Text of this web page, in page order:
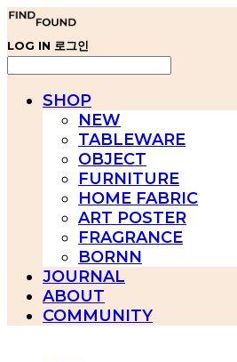
LOG IN 로그인
SHOP
NEW
TABLEWARE
OBJECT
FURNITURE
HOME FABRIC
ART POSTER
FRAGRANCE
BORNN
JOURNAL
ABOUT
COMMUNITY